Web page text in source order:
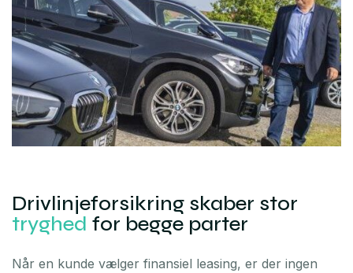
Drivlinjeforsikring skaber stor
tryghed for begge parter
Når en kunde vælger finansiel leasing, er der ingen